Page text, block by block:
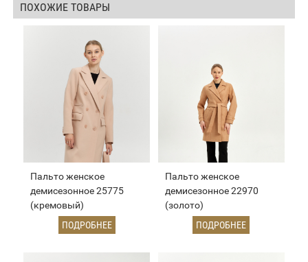
ПОХОЖИЕ ТОВАРЫ
Пальто женское
демисезонное 25775
(кремовый)
ПОДРОБНЕЕ
Пальто женское
демисезонное 22970
(золото)
ПОДРОБНЕЕ